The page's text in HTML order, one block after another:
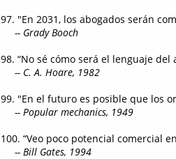
97. "En 2031, los abogados serán
-- Grady Booch
98. “No sé cómo será el lenguaje
-- C. A. Hoare, 1982
99. "En el futuro es posible que los
-- Popular mechanics, 1949
100. “Veo poco potencial comercial
-- Bill Gates, 1994